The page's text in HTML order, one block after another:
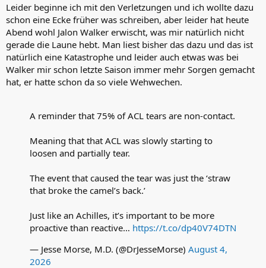
Leider beginne ich mit den Verletzungen und ich wollte dazu
schon eine Ecke früher was schreiben, aber leider hat heute
Abend wohl Jalon Walker erwischt, was mir natürlich nicht
gerade die Laune hebt. Man liest bisher das dazu und das ist
natürlich eine Katastrophe und leider auch etwas was bei
Walker mir schon letzte Saison immer mehr Sorgen gemacht
hat, er hatte schon da so viele Wehwechen.
A reminder that 75% of ACL tears are non-contact.
Meaning that that ACL was slowly starting to
loosen and partially tear.
The event that caused the tear was just the ‘straw
that broke the camel’s back.’
Just like an Achilles, it’s important to be more
proactive than reactive… https://t.co/dp40V74DTN
— Jesse Morse, M.D. (@DrJesseMorse) August 4,
2026